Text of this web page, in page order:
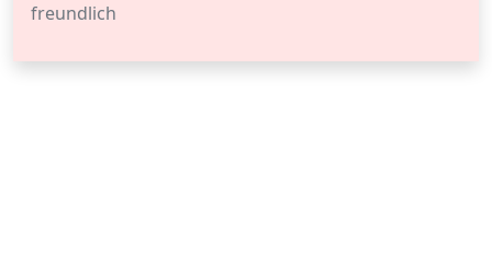
freundlich